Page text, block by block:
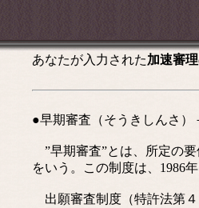
あなたが入力された加速審理
●早期審査（そうきしんさ）
”早期審査”とは、所定の
をいう。この制度は、1986
出願審査制度（特許法第